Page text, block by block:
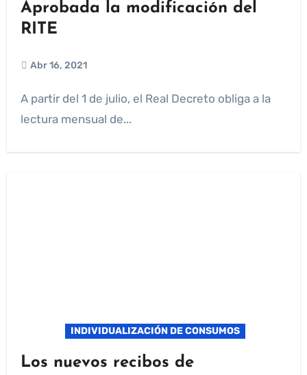
Aprobada la modificación del
RITE
Abr 16, 2021
A partir del 1 de julio, el Real Decreto obliga a la
lectura mensual de...
INDIVIDUALIZACIÓN DE CONSUMOS
Los nuevos recibos de